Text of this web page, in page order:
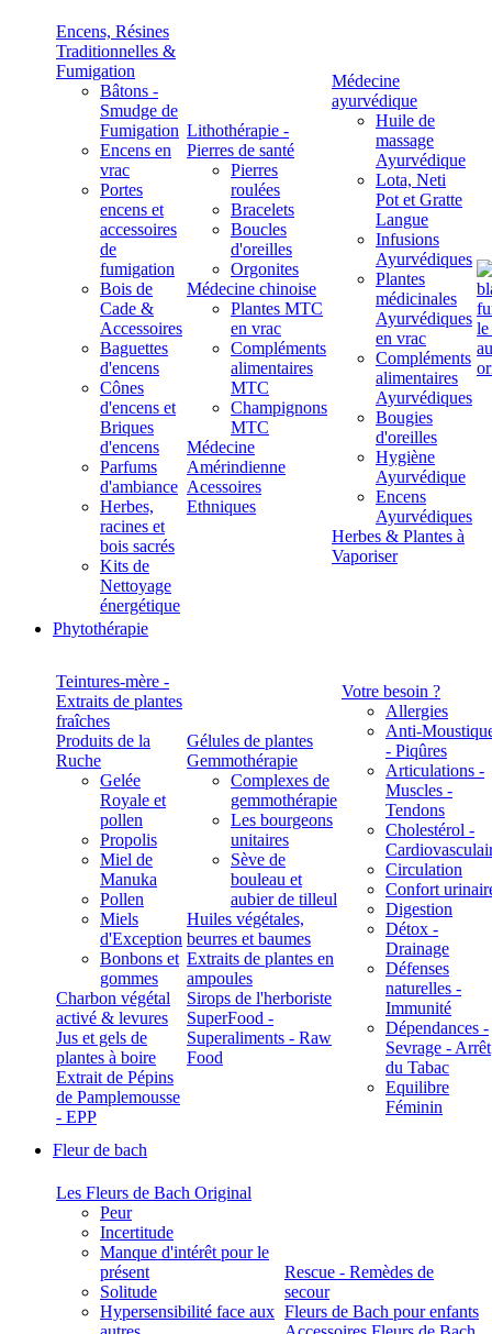
Encens, Résines
Traditionnelles &
Fumigation
Bâtons -
Smudge de
Fumigation
Encens en
vrac
Portes
encens et
accessoires
de
fumigation
Bois de
Cade &
Accessoires
Baguettes
d'encens
Cônes
d'encens et
Briques
d'encens
Parfums
d'ambiance
Herbes,
racines et
bois sacrés
Kits de
Nettoyage
énergétique
Lithothérapie -
Pierres de santé
Pierres
roulées
Bracelets
Boucles
d'oreilles
Orgonites
Médecine chinoise
Plantes MTC
en vrac
Compléments
alimentaires
MTC
Champignons
MTC
Médecine
Amérindienne
Acessoires
Ethniques
Médecine
ayurvédique
Huile de
massage
Ayurvédique
Lota, Neti
Pot et Gratte
Langue
Infusions
Ayurvédiques
Plantes
médicinales
Ayurvédiques
en vrac
Compléments
alimentaires
Ayurvédiques
Bougies
d'oreilles
Hygiène
Ayurvédique
Encens
Ayurvédiques
Herbes & Plantes à
Vaporiser
Phytothérapie
Teintures-mère -
Extraits de plantes
fraîches
Produits de la
Ruche
Gelée
Royale et
pollen
Propolis
Miel de
Manuka
Pollen
Miels
d'Exception
Bonbons et
gommes
Charbon végétal
activé & levures
Jus et gels de
plantes à boire
Extrait de Pépins
de Pamplemousse
- EPP
Gélules de plantes
Gemmothérapie
Complexes de
gemmothérapie
Les bourgeons
unitaires
Sève de
bouleau et
aubier de tilleul
Huiles végétales,
beurres et baumes
Extraits de plantes en
ampoules
Sirops de l'herboriste
SuperFood -
Superaliments - Raw
Food
Votre besoin ?
Allergies
Anti-
- Piqûres
Articulations -
Muscles -
Tendons
Cholestérol -
Circulation
Confort
Digestion
Détox -
Drainage
Défenses
naturelles -
Immunité
Dépendances -
Sevrage - Arrêt
du Tabac
Equilibre
Féminin
Fleur de bach
Les Fleurs de Bach Original
Peur
Incertitude
Manque d'intérêt pour le
présent
Solitude
Hypersensibilité face aux
Rescue - Remèdes de
secour
Fleurs de Bach pour enfants